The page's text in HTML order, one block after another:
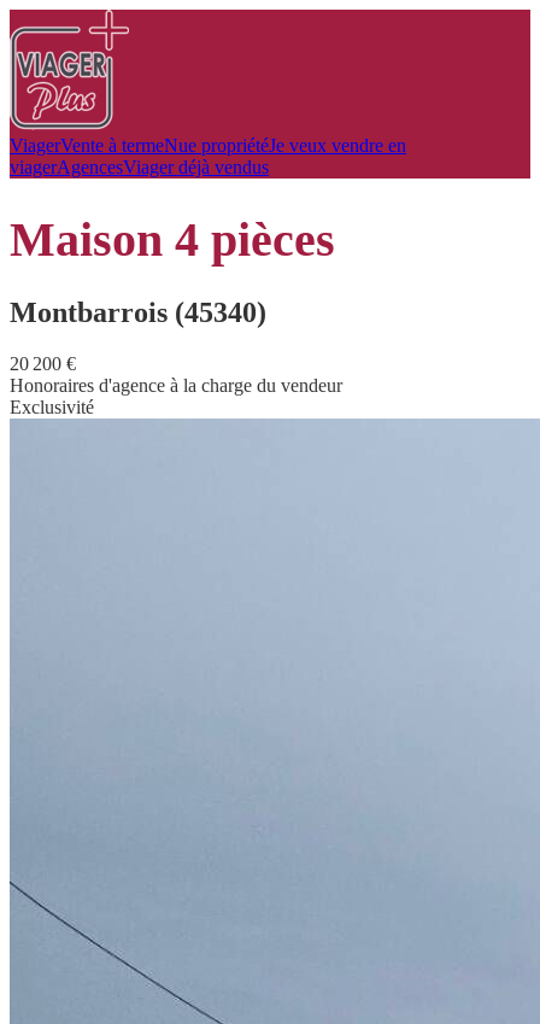
ViagerVente à termeNue propriétéJe veux vendre en
viagerAgencesViager déjà vendus
maison 4 pièces
Montbarrois (45340)
20 200 €
Honoraires d'agence à la charge du vendeur
Exclusivité